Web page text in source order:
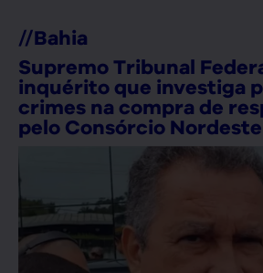
//Bahia
Supremo Tribunal
inquérito que investiga
crimes na compra de
pelo Consórcio Nordeste